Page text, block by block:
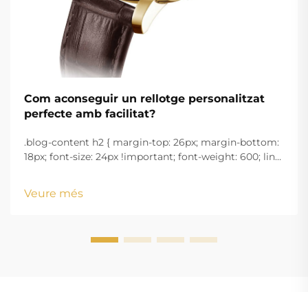
Com aconseguir un rellotge personalitzat
perfecte amb facilitat?
.blog-content h2 { margin-top: 26px; margin-bottom:
18px; font-size: 24px !important; font-weight: 600; line-
w...
Veure més